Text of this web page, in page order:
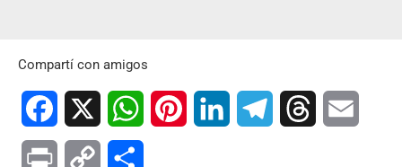
Compartí con amigos
Facebook WhatsAppPinterest LinkedIn TelegramThreads
Print Copy